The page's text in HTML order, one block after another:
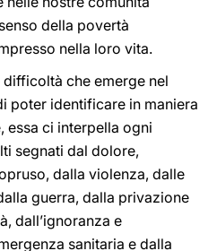
della povertà
nella loro vita.
che emerge nel
poter identificare in maniera
essa ci interpella ogni
segnati dal dolore,
dalla violenza, dalle
guerra, dalla privazione
dall’ignoranza e
sanitaria e dalla